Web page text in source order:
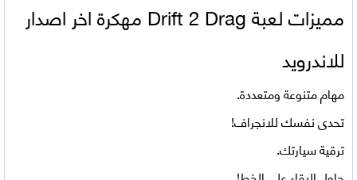
مميزات لعبة
Drift 2 Drag مهكرة اخر اصدار
للاندرويد
مهام متنوعة ومتعددة.
تحدى نفسك للانجراف!
ترقية سيارتك.